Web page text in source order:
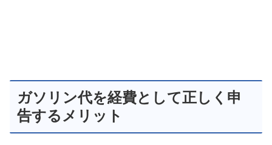
ガソリン代を経費として正しく申
告するメリット